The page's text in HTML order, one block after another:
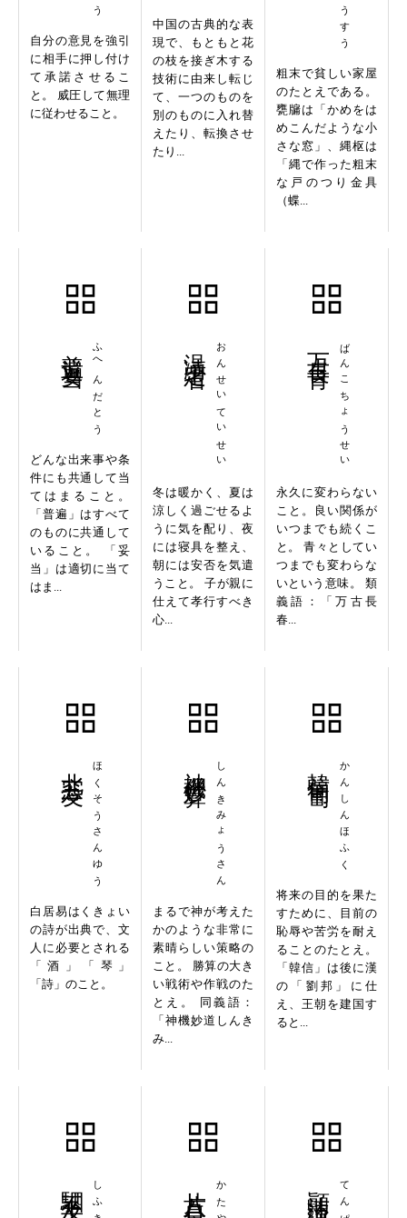
自分の意見を強引
に相手に押し付け
て承諾させるこ
と。 威圧して無理
に従わせること。
中国の古典的な表
現で、もともと花
の枝を接ぎ木する
技術に由来し転じ
て、一つのものを
別のものに入れ替
えたり、転換させ
たり...
粗末で貧しい家屋
のたとえである。
甕牖は「かめをは
めこんだような小
さな窓」、縄枢は
「縄で作った粗末
な戸のつり金具
（蝶...
ふへんだとう
どんな出来事や条
件にも共通して当
てはまること。
「普遍」はすべて
のものに共通して
いること。 「妥
当」は適切に当て
はま...
おんせいていせい
冬は暖かく、夏は
涼しく過ごせるよ
うに気を配り、夜
には寝具を整え、
朝には安否を気遣
うこと。 子が親に
仕えて孝行すべき
心...
ばんこちょうせい
永久に変わらない
こと。良い関係が
いつまでも続くこ
と。 青々としてい
つまでも変わらな
いという意味。 類
義語：「万古長
春...
ほくそうさんゆう
白居易はくきょい
の詩が出典で、文
人に必要とされる
「酒」「琴」
「詩」のこと。
しんきみょうさん
まるで神が考えた
かのような非常に
素晴らしい策略の
こと。 勝算の大き
い戦術や作戦のた
とえ。 同義語：
「神機妙道しんき
み...
かんしんほふく
将来の目的を果た
すために、目前の
恥辱や苦労を耐え
ることのたとえ。
「韓信」は後に漢
の「劉邦」に仕
え、王朝を建国す
ると...